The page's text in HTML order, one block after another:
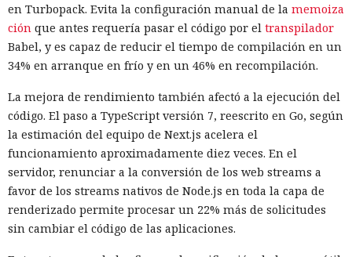
en Turbopack. Evita la configuración manual de la memoiza
ción que antes requería pasar el código por el transpilador
Babel, y es capaz de reducir el tiempo de compilación en un
34% en arranque en frío y en un 46% en recompilación.
La mejora de rendimiento también afectó a la ejecución del
código. El paso a TypeScript versión 7, reescrito en Go, según
la estimación del equipo de Next.js acelera el
funcionamiento aproximadamente diez veces. En el
servidor, renunciar a la conversión de los web streams a
favor de los streams nativos de Node.js en toda la capa de
renderizado permite procesar un 22% más de solicitudes
sin cambiar el código de las aplicaciones.